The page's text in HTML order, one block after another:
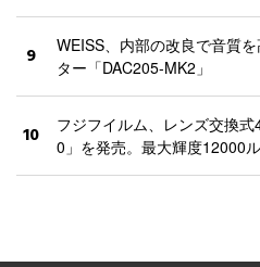
9
WEISS、内部の改良で音質
ター「DAC205-MK2」
10
フジフイルム、レンズ交換
0」を発売。最大輝度12000